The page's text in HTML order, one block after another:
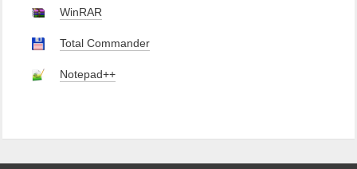
WinRAR
Total Commander
Notepad++